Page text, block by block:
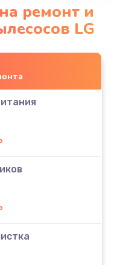
ремонт и
LG